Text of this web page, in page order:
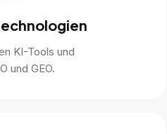
KI-Tools und
und GEO.